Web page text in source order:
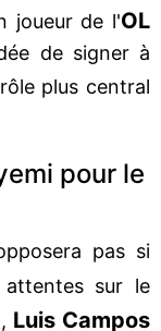
joueur de l'OL
de signer à
plus central
pour le
pas si
sur le
Luis Campos